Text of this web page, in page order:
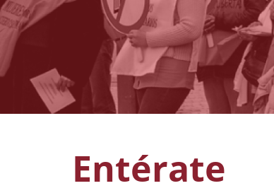
Entérate